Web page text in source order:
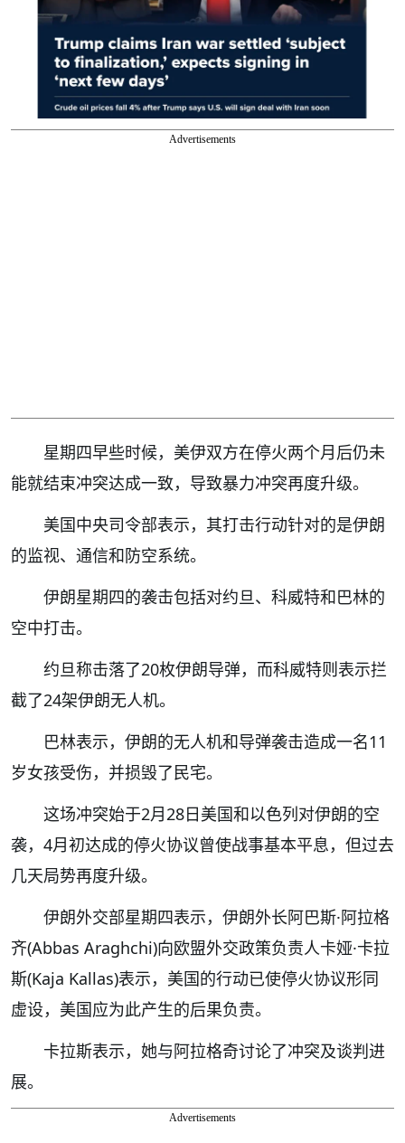
Advertisements
星期四早些时候，美伊双方在停火两个月后仍未
能就结束冲突达成一致，导致暴力冲突再度升级。
美国中央司令部表示，其打击行动针对的是伊朗
的监视、通信和防空系统。
伊朗星期四的袭击包括对约旦、科威特和巴林的
空中打击。
约旦称击落了20枚伊朗导弹，而科威特则表示拦
截了24架伊朗无人机。
巴林表示，伊朗的无人机和导弹袭击造成一名11
岁女孩受伤，并损毁了民宅。
这场冲突始于2月28日美国和以色列对伊朗的空
袭，4月初达成的停火协议曾使战事基本平息，但过去
几天局势再度升级。
伊朗外交部星期四表示，伊朗外长阿巴斯·阿拉格
齐(Abbas Araghchi)向欧盟外交政策负责人卡娅·卡拉
斯(Kaja Kallas)表示，美国的行动已使停火协议形同
虚设，美国应为此产生的后果负责。
卡拉斯表示，她与阿拉格奇讨论了冲突及谈判进
展。
Advertisements